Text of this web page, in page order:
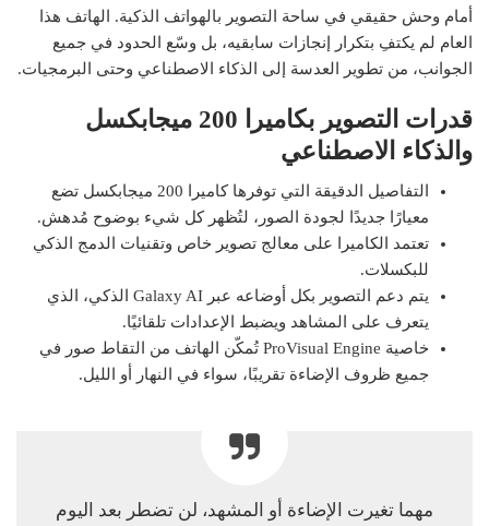
أمام وحش حقيقي في ساحة التصوير بالهواتف الذكية. الهاتف هذا
العام لم يكتفِ بتكرار إنجازات سابقيه، بل وسّع الحدود في جميع
الجوانب، من تطوير العدسة إلى الذكاء الاصطناعي وحتى البرمجيات.
قدرات التصوير بكاميرا 200 ميجابكسل
والذكاء الاصطناعي
التفاصيل الدقيقة التي توفرها كاميرا 200 ميجابكسل تضع
معيارًا جديدًا لجودة الصور، لتُظهر كل شيء بوضوح مُدهش.
تعتمد الكاميرا على معالج تصوير خاص وتقنيات الدمج الذكي
للبكسلات.
يتم دعم التصوير بكل أوضاعه عبر Galaxy AI الذكي، الذي
يتعرف على المشاهد ويضبط الإعدادات تلقائيًا.
خاصية ProVisual Engine تُمكّن الهاتف من التقاط صور في
جميع ظروف الإضاءة تقريبًا، سواء في النهار أو الليل.
مهما تغيرت الإضاءة أو المشهد، لن تضطر بعد اليوم